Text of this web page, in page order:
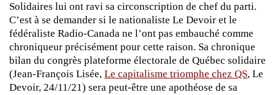
Solidaires lui ont ravi sa circonscription de chef du parti.
C’est à se demander si le nationaliste Le Devoir et le
fédéraliste Radio-Canada ne l’ont pas embauché comme
chroniqueur précisément pour cette raison. Sa chronique
bilan du congrès plateforme électorale de Québec solidaire
(Jean-François Lisée, Le capitalisme triomphe chez QS, Le
Devoir, 24/11/21) sera peut-être une apothéose de sa